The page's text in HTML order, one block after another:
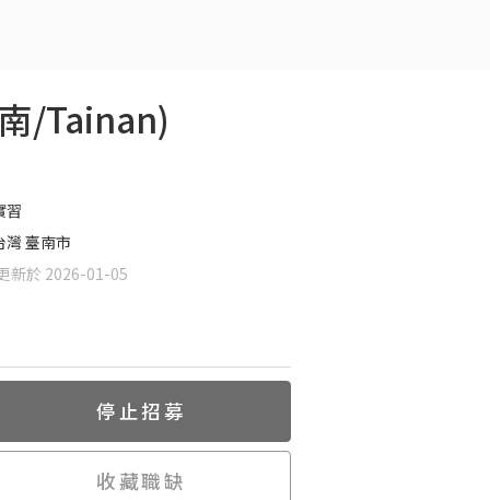
/Tainan)
習
灣 臺南市
新於 2026-01-05
停止招募
收藏職缺